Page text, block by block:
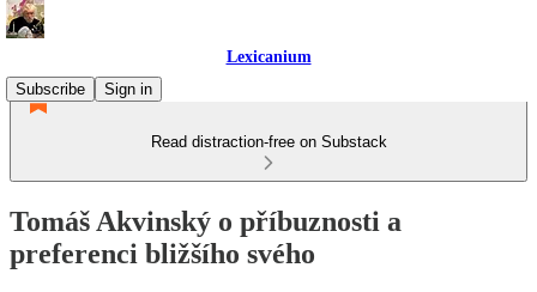
Lexicanium
Subscribe
Sign in
Read distraction-free on Substack
Tomáš Akvinský o příbuznosti a
preferenci bližšího svého